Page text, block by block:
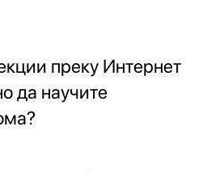
преку Интернет
да научите